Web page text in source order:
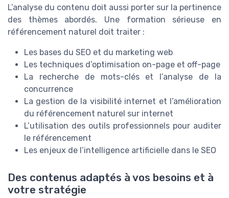
L’analyse du contenu doit aussi porter sur la pertinence
des thèmes abordés. Une formation sérieuse en
référencement naturel doit traiter :
Les bases du SEO et du marketing web
Les techniques d’optimisation on-page et off-page
La recherche de mots-clés et l’analyse de la
concurrence
La gestion de la visibilité internet et l’amélioration
du référencement naturel sur internet
L’utilisation des outils professionnels pour auditer
le référencement
Les enjeux de l’intelligence artificielle dans le SEO
Des contenus adaptés à vos besoins et à
votre stratégie